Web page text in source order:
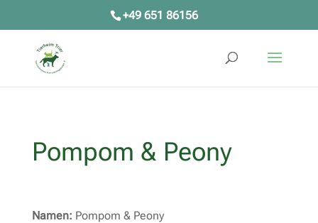
+49 651 86156
Pompom & Peony
Namen: Pompom & Peony